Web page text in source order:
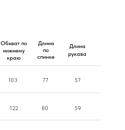
Обхват по
нижнему
краю
Длина
по
спинке
Длина
рукава
103 77 57
122 80 59